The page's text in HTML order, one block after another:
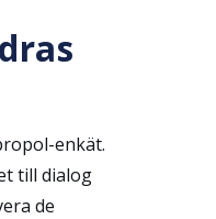
enkät.
till dialog
de